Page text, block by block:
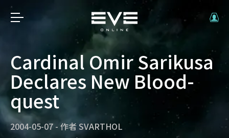
Cardinal Omir Sarikusa
Declares New Blood-
quest
2004-05-07 - 作者 SVARTHOL